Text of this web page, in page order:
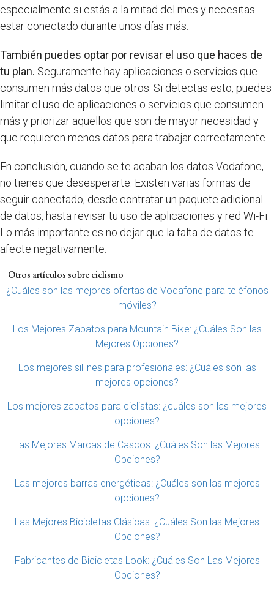
especialmente si estás a la mitad del mes y necesitas
estar conectado durante unos días más.
También puedes optar por revisar el uso que haces de
tu plan. Seguramente hay aplicaciones o servicios que
consumen más datos que otros. Si detectas esto, puedes
limitar el uso de aplicaciones o servicios que consumen
más y priorizar aquellos que son de mayor necesidad y
que requieren menos datos para trabajar correctamente.
En conclusión, cuando se te acaban los datos Vodafone,
no tienes que desesperarte. Existen varias formas de
seguir conectado, desde contratar un paquete adicional
de datos, hasta revisar tu uso de aplicaciones y red Wi-Fi.
Lo más importante es no dejar que la falta de datos te
afecte negativamente.
Otros artículos sobre ciclismo
¿Cuáles son las mejores ofertas de Vodafone para teléfonos
móviles?
Los Mejores Zapatos para Mountain Bike: ¿Cuáles Son las
Mejores Opciones?
Los mejores sillines para profesionales: ¿Cuáles son las
mejores opciones?
Los mejores zapatos para ciclistas: ¿cuáles son las mejores
opciones?
Las Mejores Marcas de Cascos: ¿Cuáles Son las Mejores
Opciones?
Las mejores barras energéticas: ¿Cuáles son las mejores
opciones?
Las Mejores Bicicletas Clásicas: ¿Cuáles Son las Mejores
Opciones?
Fabricantes de Bicicletas Look: ¿Cuáles Son Las Mejores
Opciones?